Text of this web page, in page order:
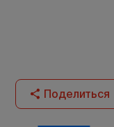
Поделиться